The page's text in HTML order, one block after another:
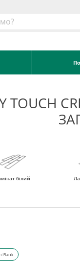
білий
Plank